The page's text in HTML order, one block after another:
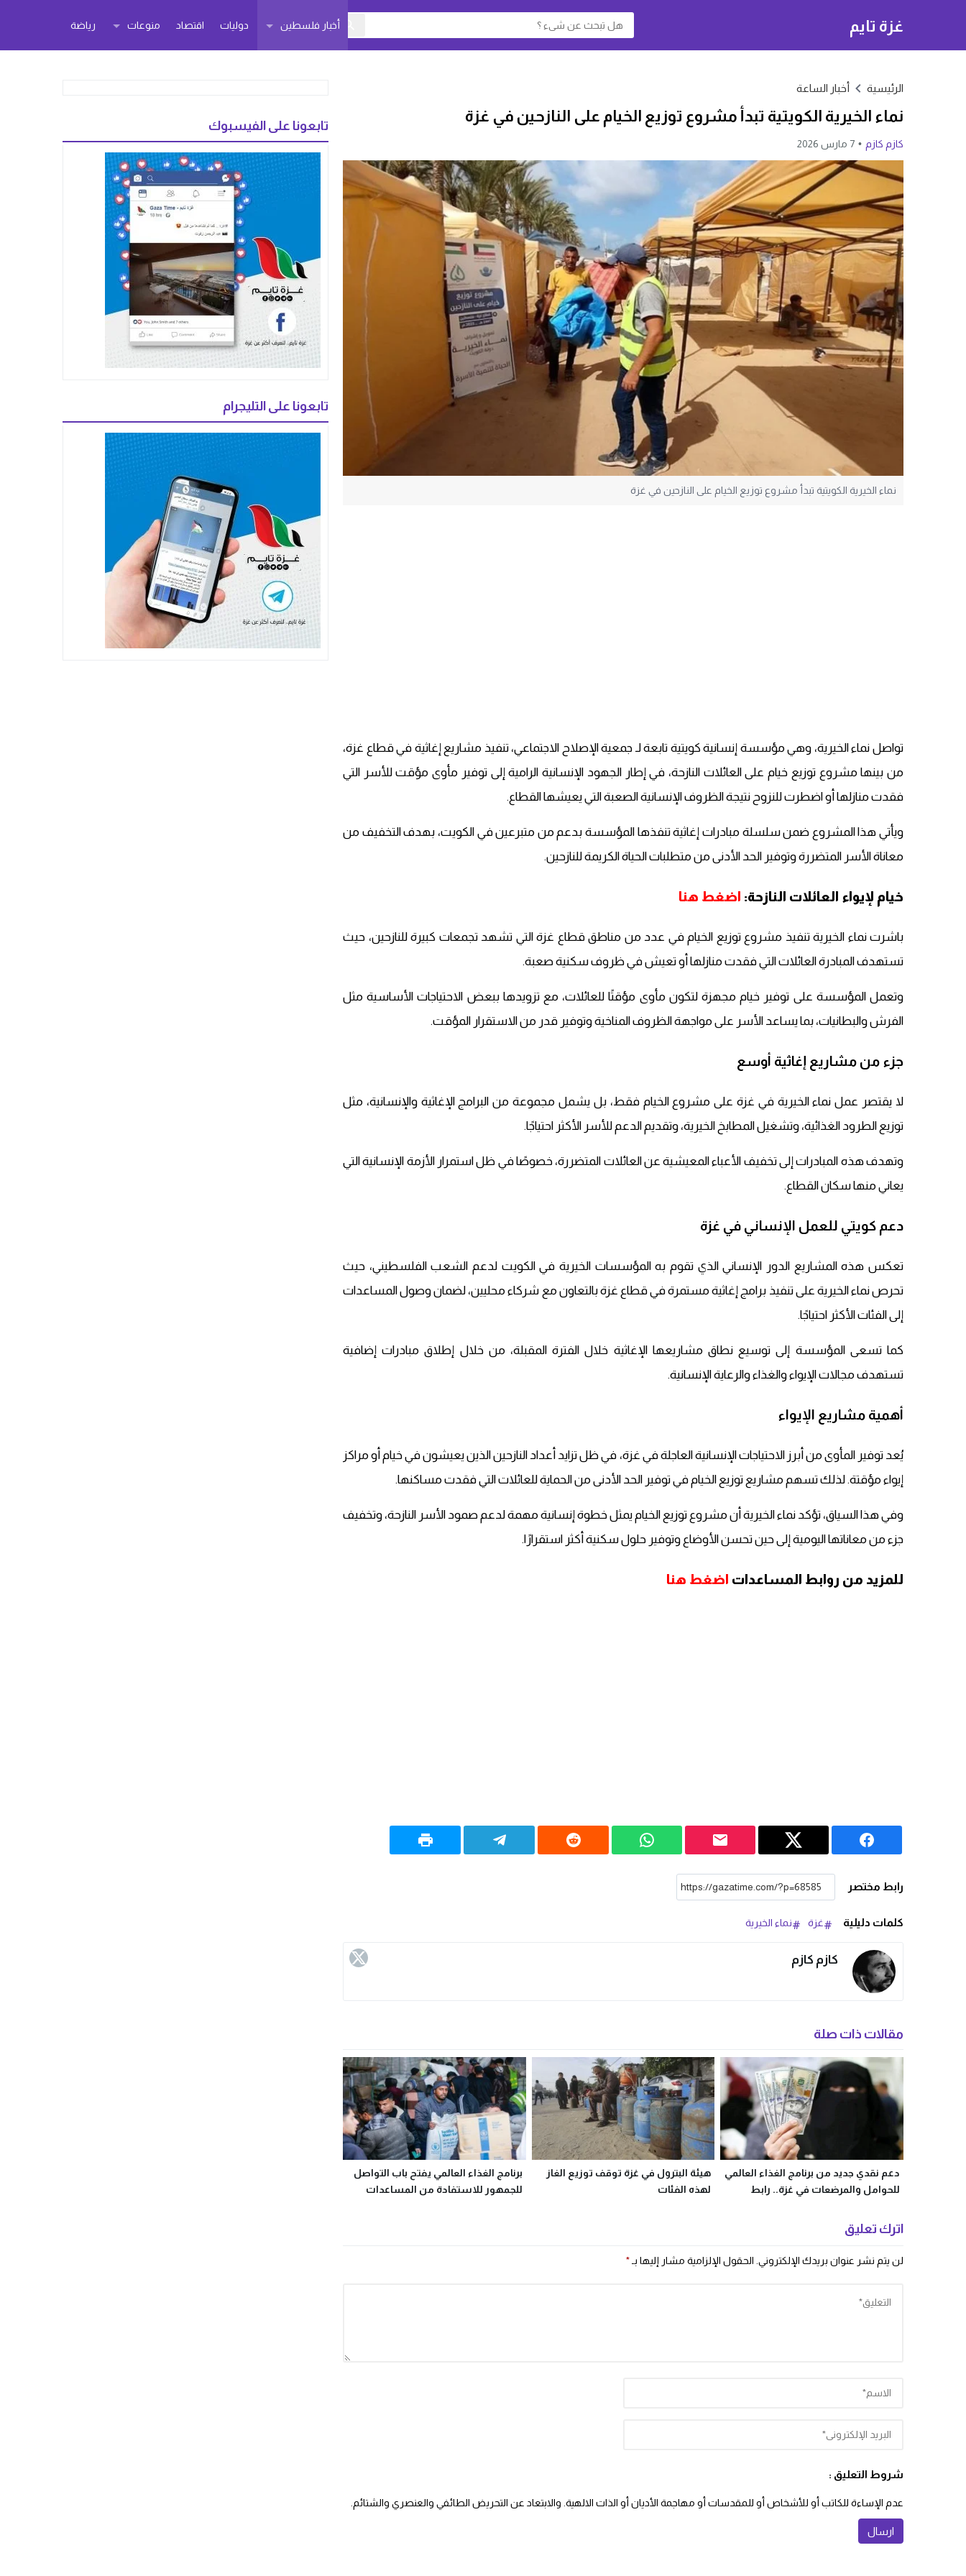
غزة تايم أخبار فلسطين دوليات اقتصاد منوعات رياضة
الرئيسية أخبار الساعة
نماء الخيرية الكويتية تبدأ مشروع توزيع الخيام على النازحين في غزة
كازم كازم 7 مارس 2026
نماء الخيرية الكويتية تبدأ مشروع توزيع الخيام على النازحين في غزة
تواصل نماء الخيرية، وهي مؤسسة إنسانية كويتية تابعة لـ جمعية الإصلاح الاجتماعي، تنفيذ مشاريع إغاثية في قطاع غزة،
من بينها مشروع توزيع خيام على العائلات النازحة، في إطار الجهود الإنسانية الرامية إلى توفير مأوى مؤقت للأسر التي
فقدت منازلها أو اضطرت للنزوح نتيجة الظروف الإنسانية الصعبة التي يعيشها القطاع.
ويأتي هذا المشروع ضمن سلسلة مبادرات إغاثية تنفذها المؤسسة بدعم من متبرعين في الكويت، بهدف التخفيف من
معاناة الأسر المتضررة وتوفير الحد الأدنى من متطلبات الحياة الكريمة للنازحين.
خيام لإيواء العائلات النازحة: اضغط هنا
باشرت نماء الخيرية تنفيذ مشروع توزيع الخيام في عدد من مناطق قطاع غزة التي تشهد تجمعات كبيرة للنازحين، حيث
تستهدف المبادرة العائلات التي فقدت منازلها أو تعيش في ظروف سكنية صعبة.
وتعمل المؤسسة على توفير خيام مجهزة لتكون مأوى مؤقتًا للعائلات، مع تزويدها ببعض الاحتياجات الأساسية مثل
الفرش والبطانيات، بما يساعد الأسر على مواجهة الظروف المناخية وتوفير قدر من الاستقرار المؤقت.
جزء من مشاريع إغاثية أوسع
لا يقتصر عمل نماء الخيرية في غزة على مشروع الخيام فقط، بل يشمل مجموعة من البرامج الإغاثية والإنسانية، مثل
توزيع الطرود الغذائية، وتشغيل المطابخ الخيرية، وتقديم الدعم للأسر الأكثر احتياجًا.
وتهدف هذه المبادرات إلى تخفيف الأعباء المعيشية عن العائلات المتضررة، خصوصًا في ظل استمرار الأزمة الإنسانية التي
يعاني منها سكان القطاع.
دعم كويتي للعمل الإنساني في غزة
تعكس هذه المشاريع الدور الإنساني الذي تقوم به المؤسسات الخيرية في الكويت لدعم الشعب الفلسطيني، حيث
تحرص نماء الخيرية على تنفيذ برامج إغاثية مستمرة في قطاع غزة بالتعاون مع شركاء محليين، لضمان وصول المساعدات
إلى الفئات الأكثر احتياجًا.
كما تسعى المؤسسة إلى توسيع نطاق مشاريعها الإغاثية خلال الفترة المقبلة، من خلال إطلاق مبادرات إضافية
تستهدف مجالات الإيواء والغذاء والرعاية الإنسانية.
أهمية مشاريع الإيواء
يُعد توفير المأوى من أبرز الاحتياجات الإنسانية العاجلة في غزة، في ظل تزايد أعداد النازحين الذين يعيشون في خيام أو مراكز
إيواء مؤقتة. لذلك تسهم مشاريع توزيع الخيام في توفير الحد الأدنى من الحماية للعائلات التي فقدت مساكنها.
وفي هذا السياق، تؤكد نماء الخيرية أن مشروع توزيع الخيام يمثل خطوة إنسانية مهمة لدعم صمود الأسر النازحة، وتخفيف
جزء من معاناتها اليومية إلى حين تحسن الأوضاع وتوفير حلول سكنية أكثر استقرارًا.
للمزيد من روابط المساعدات اضغط هنا
رابط مختصر
كلمات دليلية غزة نماء الخيرية
كازم كازم
مقالات ذات صلة
دعم نقدي جديد من برنامج الغذاء العالمي
للحوامل والمرضعات في غزة.. رابط
هيئة البترول في غزة توقف توزيع الغاز
لهذه الفئات
برنامج الغذاء العالمي يفتح باب التواصل
للجمهور للاستفادة من المساعدات
اترك تعليق
لن يتم نشر عنوان بريدك الإلكتروني. الحقول الإلزامية مشار إليها بـ *
شروط التعليق :
عدم الإساءة للكاتب أو للأشخاص أو للمقدسات أو مهاجمة الأديان أو الذات الالهية. والابتعاد عن التحريض الطائفي والعنصري والشتائم.
تابعونا على الفيسبوك
تابعونا على التليجرام